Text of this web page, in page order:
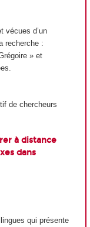
vécues d’un
recherche :
» et
de chercheurs
à distance
dans
qui présente